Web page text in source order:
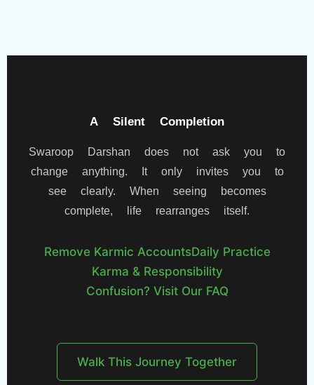
A Silent Completion
Swaroop Darshan does not ask you to
change anything. It only invites you to
see clearly. When seeing becomes
complete, life rearranges itself.
Remove Karmic AccountsDaily Practice
Karma & Responsibility
Confusion? Visit Our FAQ
Walk This Journey Together